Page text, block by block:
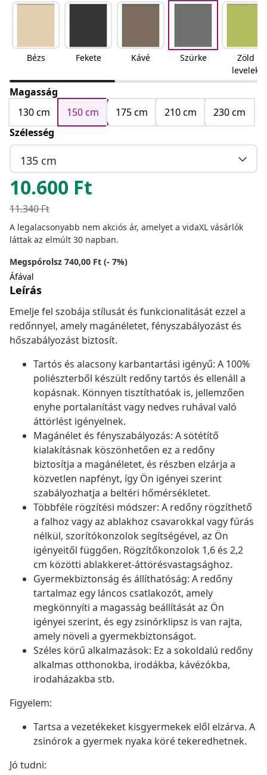
Bézs Fekete Kávé Szürke
Zöld
levelek
Magasság
130 cm
150 cm 175 cm 210 cm
230 cm
Szélesség
135 cm
10.600 Ft
11.340Ft
A legalacsonyabb nem akciós ár, amelyet a vidaXL vásárlók
láttak az elmúlt 30 napban.
Megspórolsz 740,00 Ft (- 7%)
Áfával
Leírás
Emelje fel szobája stílusát és funkcionalitását ezzel a
redőnnyel, amely magánéletet, fényszabályozást és
hőszabályozást biztosít.
Tartós és alacsony karbantartási igényű: A 100%
poliészterből készült redőny tartós és ellenáll a
kopásnak. Könnyen tisztíthatóak is, jellemzően
enyhe portalanítást vagy nedves ruhával való
áttörlést igényelnek.
Magánélet és fényszabályozás: A sötétítő
kialakításnak köszönhetően ez a redőny
biztosítja a magánéletet, és részben elzárja a
közvetlen napfényt, így Ön igényei szerint
szabályozhatja a beltéri hőmérsékletet.
Többféle rögzítési módszer: A redőny rögzíthető
a falhoz vagy az ablakhoz csavarokkal vagy fúrás
nélkül, szorítókonzolok segítségével, az Ön
igényeitől függően. Rögzítőkonzolok 1,6 és 2,2
cm közötti ablakkeret-áttörésvastagsághoz.
Gyermekbiztonság és állíthatóság: A redőny
tartalmaz egy láncos csatlakozót, amely
megkönnyíti a magasság beállítását az Ön
igényei szerint, és egy zsinórklipsz is van rajta,
amely növeli a gyermekbiztonságot.
Széles körű alkalmazások: Ez a sokoldalú redőny
alkalmas otthonokba, irodákba, kávézókba,
irodaházakba stb.
Figyelem:
Tartsa a vezetékeket kisgyermekek elől elzárva. A
zsinórok a gyermek nyaka köré tekeredhetnek.
Jó tudni: